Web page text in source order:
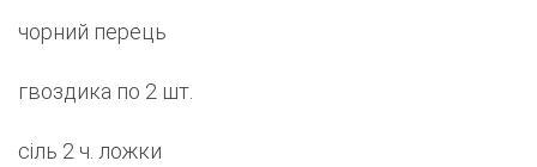
чорний перець
гвоздика по 2 шт.
сіль 2 ч. ложки